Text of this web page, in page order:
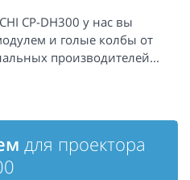
CP-DH300 у нас вы
и голые колбы от
производителей...
для проектора